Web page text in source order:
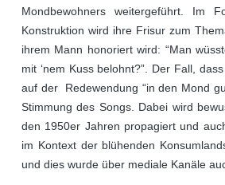
Mondbewohners weitergeführt. Im
Konstruktion wird ihre Frisur zum
ihrem Mann honoriert wird: “Man
mit ‘nem Kuss belohnt?”. Der Fall,
auf der Redewendung “in den Mond
Stimmung des Songs. Dabei wird
den 1950er Jahren propagiert und
im Kontext der blühenden
und dies wurde über mediale Kanäle